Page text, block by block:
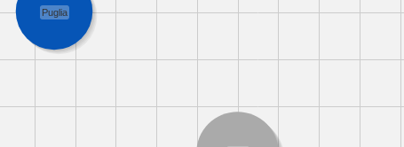
Puglia